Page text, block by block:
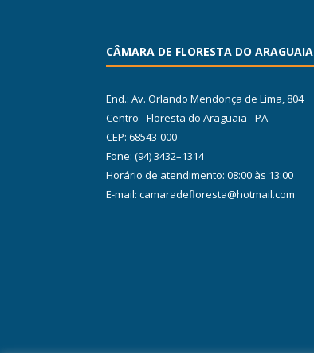
CÂMARA DE FLORESTA DO ARAGUAIA
End.: Av. Orlando Mendonça de Lima, 804
Centro - Floresta do Araguaia - PA
CEP: 68543-000
Fone: (94) 3432–1314
Horário de atendimento: 08:00 às 13:00
E-mail: camaradefloresta@hotmail.com